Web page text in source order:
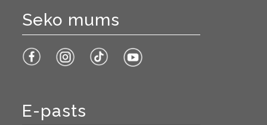
Seko mums
E-pasts